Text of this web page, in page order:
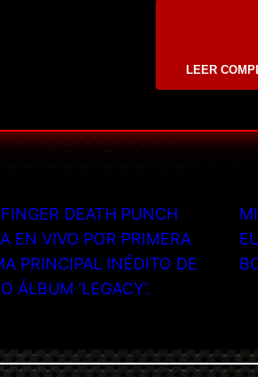
LEER
DEATH PUNCH
EN VIVO POR PRIMERA
PRINCIPAL INÉDITO DE
ÁLBUM ‘LEGACY’.